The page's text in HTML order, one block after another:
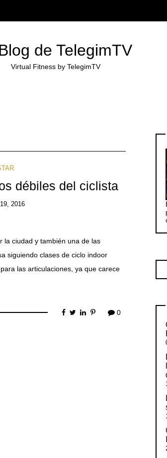
de TelegimTV
Virtual Fitness by TelegimTV
débiles del ciclista
2016
la ciudad y también una de las
siguiendo clases de ciclo indoor
las articulaciones, ya que carece
0